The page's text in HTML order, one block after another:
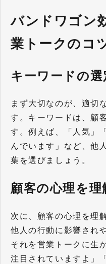
バンドワゴン
業トークのコ
キーワードの選
まず大切なのが、適切
す。キーワードは、顧
す。例えば、「人気」
んでいます」など、他
葉を選びましょう。
顧客の心理を理
次に、顧客の心理を理
他人の行動に影響され
それを営業トークに生
注目されていますよ」